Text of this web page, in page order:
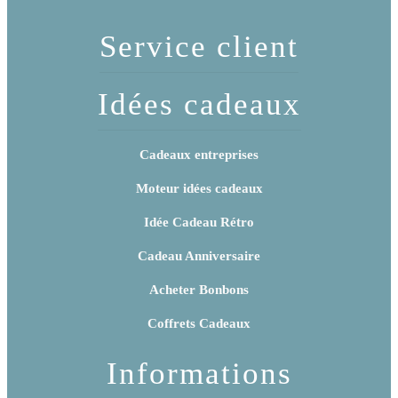
Service client
Idées cadeaux
Cadeaux entreprises
Moteur idées cadeaux
Idée Cadeau Rétro
Cadeau Anniversaire
Acheter Bonbons
Coffrets Cadeaux
Informations